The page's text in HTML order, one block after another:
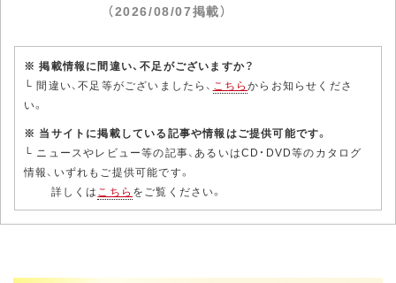
（2026/08/07掲載）
※ 掲載情報に間違い、不足がございますか？
└ 間違い、不足等がございましたら、 こちらからお知らせくださ
い。
※ 当サイトに掲載している記事や情報はご提供可能です。
└ ニュースやレビュー等の記事、あるいはCD・DVD等のカタログ
情報、いずれもご提供可能です。
詳しくはこちら をご覧ください。